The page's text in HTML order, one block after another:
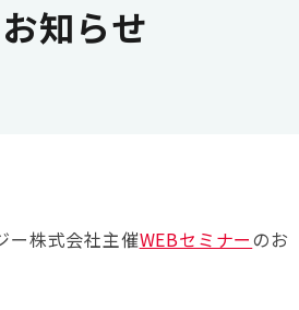
知らせ
ー株式会社主催WEBセミナー のお